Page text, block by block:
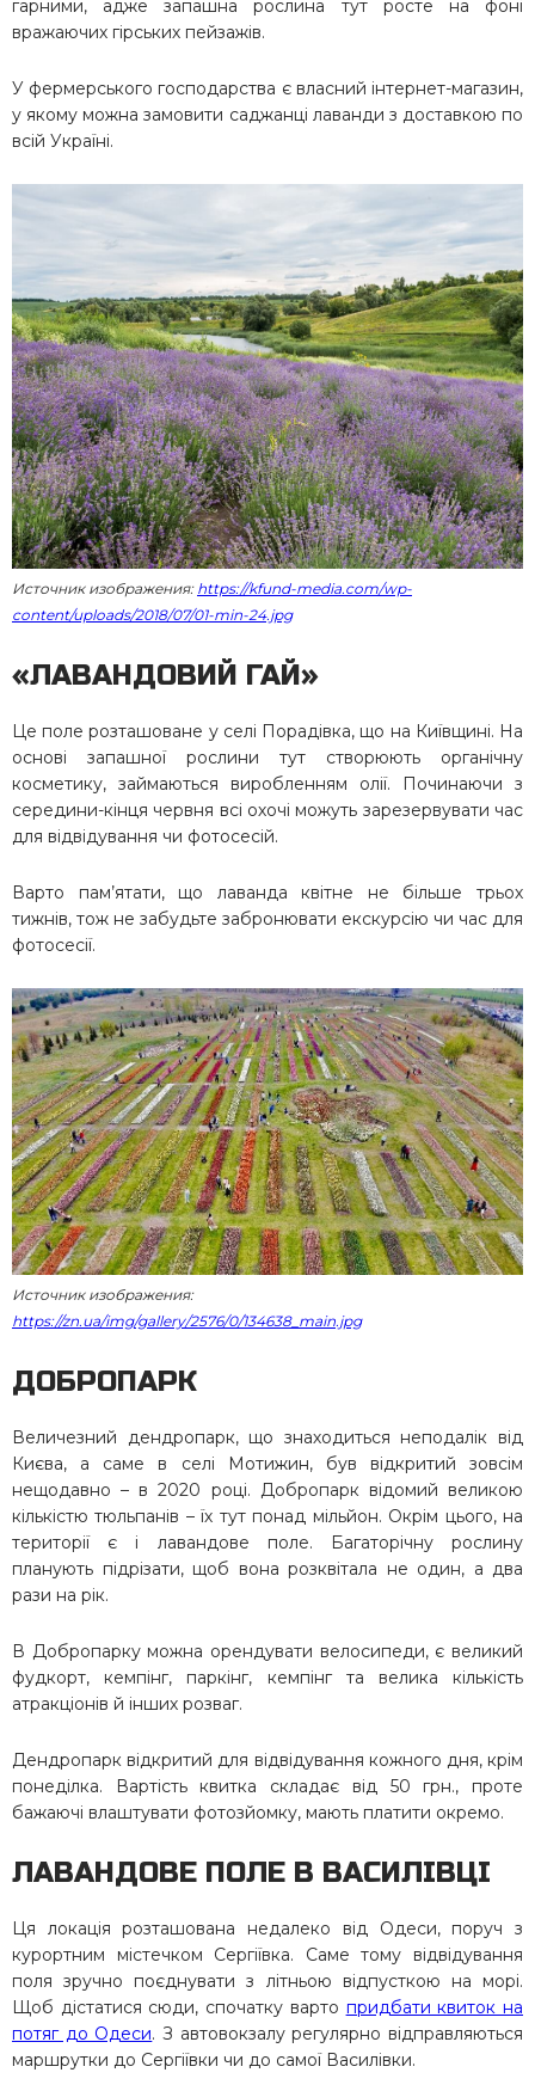
гарними, адже запашна рослина тут росте на фоні
вражаючих гірських пейзажів.
У фермерського господарства є власний інтернет-магазин,
у якому можна замовити саджанці лаванди з доставкою по
всій Україні.
Источник изображения: https://kfund-media.com/wp-
content/uploads/2018/07/01-min-24.jpg
«ЛАВАНДОВИЙ ГАЙ»
Це поле розташоване у селі Порадівка, що на Київщині. На
основі запашної рослини тут створюють органічну
косметику, займаються виробленням олії. Починаючи з
середини-кінця червня всі охочі можуть зарезервувати час
для відвідування чи фотосесій.
Варто пам’ятати, що лаванда квітне не більше трьох
тижнів, тож не забудьте забронювати екскурсію чи час для
фотосесії.
Источник изображения:
https://zn.ua/img/gallery/2576/0/134638_main.jpg
ДОБРОПАРК
Величезний дендропарк, що знаходиться неподалік від
Києва, а саме в селі Мотижин, був відкритий зовсім
нещодавно – в 2020 році. Добропарк відомий великою
кількістю тюльпанів – їх тут понад мільйон. Окрім цього, на
території є і лавандове поле. Багаторічну рослину
планують підрізати, щоб вона розквітала не один, а два
рази на рік.
В Добропарку можна орендувати велосипеди, є великий
фудкорт, кемпінг, паркінг, кемпінг та велика кількість
атракціонів й інших розваг.
Дендропарк відкритий для відвідування кожного дня, крім
понеділка. Вартість квитка складає від 50 грн., проте
бажаючі влаштувати фотозйомку, мають платити окремо.
ЛАВАНДОВЕ ПОЛЕ В ВАСИЛІВЦІ
Ця локація розташована недалеко від Одеси, поруч з
курортним містечком Сергіївка. Саме тому відвідування
поля зручно поєднувати з літньою відпусткою на морі.
Щоб дістатися сюди, спочатку варто придбати квиток на
потяг до Одеси. З автовокзалу регулярно відправляються
маршрутки до Сергіївки чи до самої Василівки.